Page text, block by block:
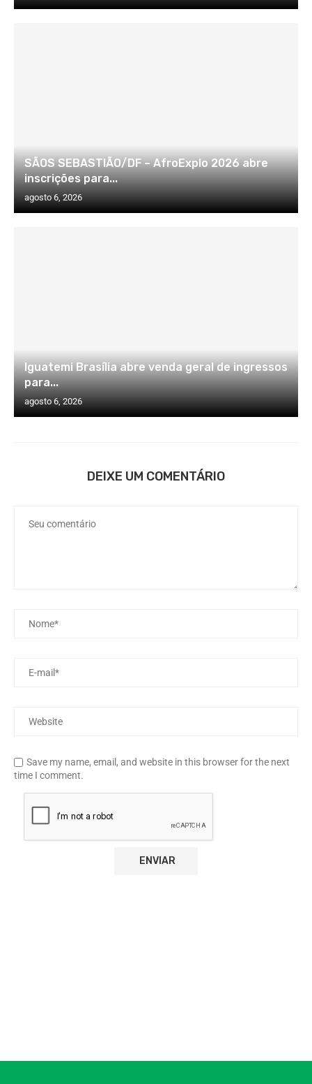
SÃOS SEBASTIÃO/DF – AfroExplo 2026 abre
inscrições para...
agosto 6, 2026
Iguatemi Brasília abre venda geral de ingressos
para...
agosto 6, 2026
DEIXE UM COMENTÁRIO
Save my name, email, and website in this browser for the next
time I comment.